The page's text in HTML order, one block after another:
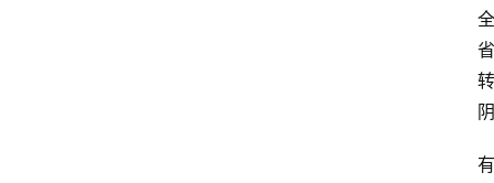
全
省
转
阴
有